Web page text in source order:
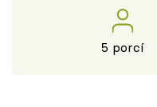
5 porcí